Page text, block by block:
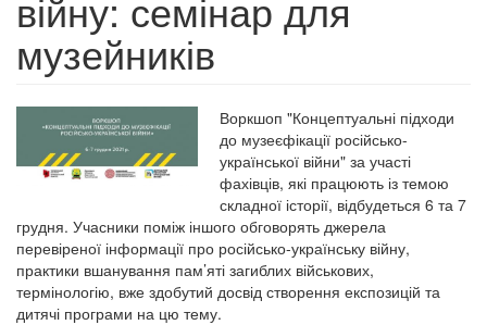
музейників
Воркшоп "Концептуальні підходи
до музеєфікації російсько-
української війни" за участі
фахівців, які працюють із темою
складної історії, відбудеться 6 та 7
грудня. Учасники поміж іншого обговорять джерела
перевіреної інформації про російсько-українську війну,
практики вшанування пам’яті загиблих військових,
термінологію, вже здобутий досвід створення експозицій та
дитячі програми на цю тему.